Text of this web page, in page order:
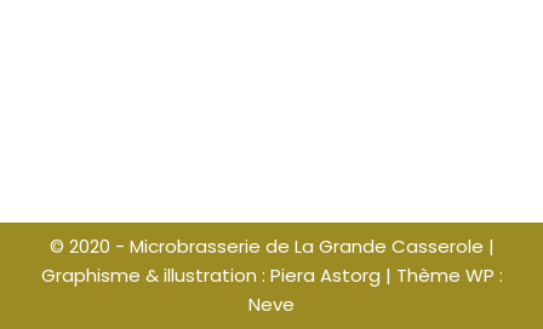
© 2020 - Microbrasserie de La Grande Casserole |
Graphisme & illustration : Piera Astorg | Thème WP :
Neve